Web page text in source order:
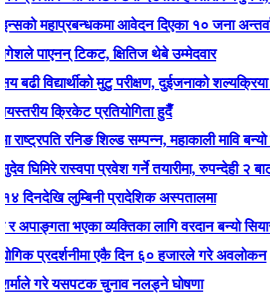
आवेदन दिएका १० जना अन्तर्वार्ताका
टिकट, क्षितिज थेबे उम्मेदवार
मुटु परीक्षण, दुईजनाको शल्यक्रिया गर्नुपर्ने
क्रिकेट प्रतियोगिता हुदैँ
रनिङ शिल्ड सम्पन्न, महाकाली मावि बन्यो
रास्वपा प्रवेश गर्ने तयारीमा, रुपन्देही २ बाट
लुम्बिनी प्रादेशिक अस्पतालमा
भएका व्यक्तिका लागि वरदान बन्यो सियारीको
एकै दिन ६० हजारले गरे अवलोकन
गरे यसपटक चुनाव नलड्ने घोषणा